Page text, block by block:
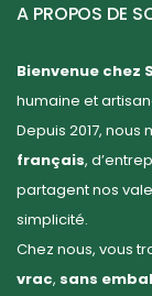
A PROPOS DE
Bienvenue chez
humaine et
Depuis 2017,
français,
partagent nos
simplicité.
Chez nous, vous
vrac, sans